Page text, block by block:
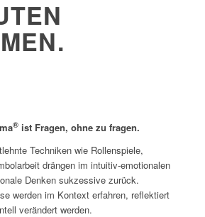
®ist Fragen, ohne zu fragen.
Techniken wie Rollenspiele,
drängen im intuitiv-emotionalen
Denken sukzessive zurück.
werden im Kontext erfahren, reﬂektiert
verändert werden.